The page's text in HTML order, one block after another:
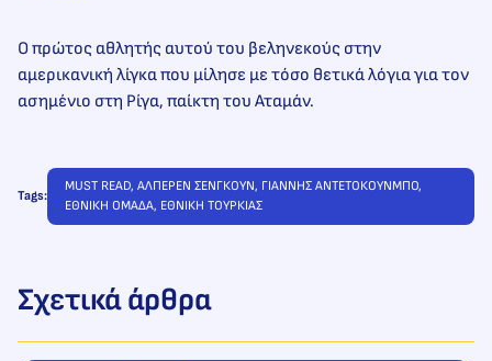
Ο πρώτος αθλητής αυτού του βεληνεκούς στην
αμερικανική λίγκα που μίλησε με τόσο θετικά λόγια για τον
ασημένιο στη Ρίγα, παίκτη του Αταμάν.
Tags:
MUST READ, ΑΛΠΕΡΕΝ ΣΕΝΓΚΟΥΝ, ΓΙΑΝΝΗΣ ΑΝΤΕΤΟΚΟΥΝΜΠΟ
ΕΘΝΙΚΗ ΟΜΑΔΑ, ΕΘΝΙΚΗ ΤΟΥΡΚΙΑΣ
Σχετικά άρθρα